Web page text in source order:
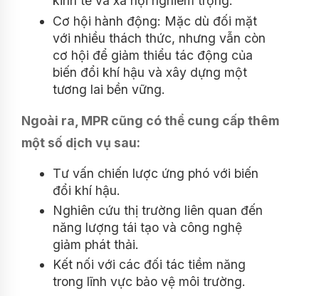
Cơ hội hành động: Mặc dù đối mặt
với nhiều thách thức, nhưng vẫn còn
cơ hội để giảm thiểu tác động của
biến đổi khí hậu và xây dựng một
tương lai bền vững.
Ngoài ra, MPR cũng có thể cung cấp thêm
một số dịch vụ sau:
Tư vấn chiến lược ứng phó với biến
đổi khí hậu.
Nghiên cứu thị trường liên quan đến
năng lượng tái tạo và công nghệ
giảm phát thải.
Kết nối với các đối tác tiềm năng
trong lĩnh vực bảo vệ môi trường.